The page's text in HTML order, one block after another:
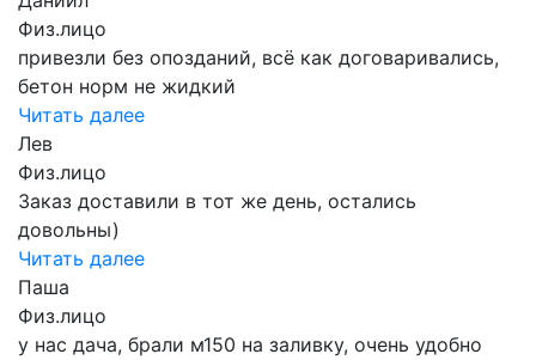
Физ.лицо
привезли без опозданий, всё как договаривались,
бетон норм не жидкий
Читать далее
Лев
Физ.лицо
Заказ доставили в тот же день, остались
довольны)
Читать далее
Паша
Физ.лицо
у нас дача, брали м150 на заливку, очень удобно